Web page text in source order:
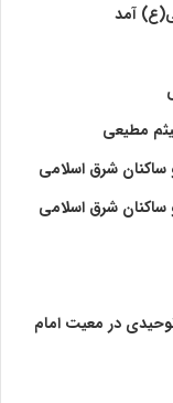
آمد
مطیعی
ساکنان شرق اسلامی
ساکنان شرق اسلامی
در معیت امام